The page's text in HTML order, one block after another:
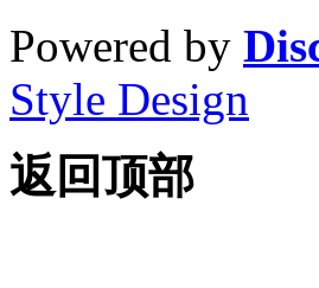
Powered by
Style Design
返回顶部